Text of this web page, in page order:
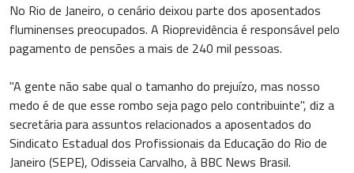
No Rio de Janeiro, o cenário deixou parte dos aposentados
fluminenses preocupados. A Rioprevidência é responsável pelo
pagamento de pensões a mais de 240 mil pessoas.
"A gente não sabe qual o tamanho do prejuízo, mas nosso
medo é de que esse rombo seja pago pelo contribuinte", diz a
secretária para assuntos relacionados a aposentados do
Sindicato Estadual dos Profissionais da Educação do Rio de
Janeiro (SEPE), Odisseia Carvalho, à BBC News Brasil.